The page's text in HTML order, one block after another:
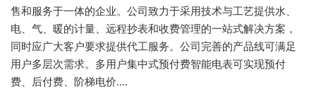
售和服务于一体的企业。公司致力于采用技术与工艺提供水、
电、气、暖的计量、远程抄表和收费管理的一站式解决方案，
同时应广大客户要求提供代工服务。公司完善的产品线可满足
用户多层次需求。多用户集中式预付费智能电表可实现预付
费、后付费、阶梯电价....